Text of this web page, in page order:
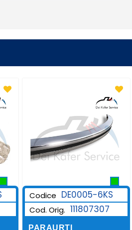
Codice DE0005-6KS
Cod. Orig. 111807307
PARAURTI